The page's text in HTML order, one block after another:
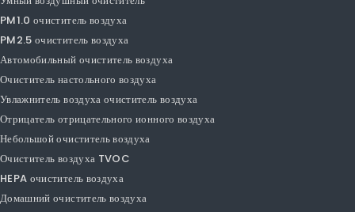
OLANSI Produts
Воздухоочиститель
PM1.0 очиститель воздуха
PM2.5 очиститель воздуха